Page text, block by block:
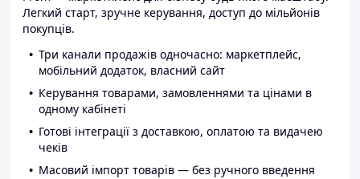
Легкий старт, зручне керування, доступ до мільйонів
покупців.
Три канали продажів одночасно: маркетплейс,
мобільний додаток, власний сайт
Керування товарами, замовленнями та цінами в
одному кабінеті
Готові інтеграції з доставкою, оплатою та видачею
чеків
Масовий імпорт товарів — без ручного введення